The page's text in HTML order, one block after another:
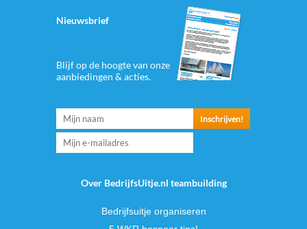
Nieuwsbrief
Blijf op de hoogte van onze
aanbiedingen & acties.
Over BedrijfsUitje.nl teambuilding
Bedrijfsuitje organiseren